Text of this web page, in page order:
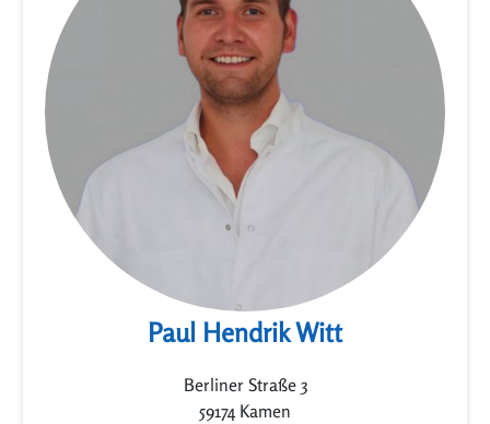
Paul Hendrik Witt
Berliner Straße 3
59174 Kamen